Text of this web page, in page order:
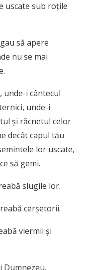
uscate sub roţile
să apere
nu se mai
i cântecul
unde-i
şi răcnetul celor
decât capul tău
lor uscate,
să gemi.
slugile lor.
cerşetorii.
viermii şi
Dumnezeu.